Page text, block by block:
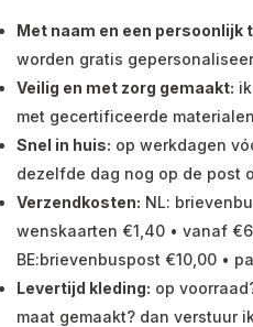
Met naam en een persoonlijk
worden gratis
Veilig en met zorg gemaakt:
met gecertificeerde
Snel in huis: op werkdagen
dezelfde dag nog op de post
Verzendkosten: NL:
wenskaarten €1,40 • vanaf
BE:brievenbuspost €10,00 •
Levertijd kleding: op
maat gemaakt? dan verstuur